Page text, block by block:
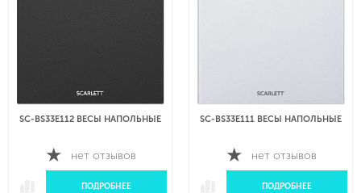
SC-BS33E112 ВЕСЫ НАПОЛЬНЫЕ
нет отзывов
ПОДРОБНЕЕ
SC-BS33E111 ВЕСЫ НАПОЛЬНЫЕ
нет отзывов
ПОДРОБНЕЕ